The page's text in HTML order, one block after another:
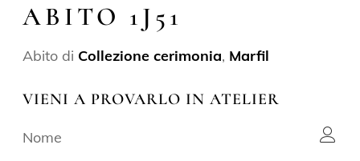
ABITO 1J51
Abito di Collezione cerimonia, Marfil
VIENI A PROVARLO IN ATELIER